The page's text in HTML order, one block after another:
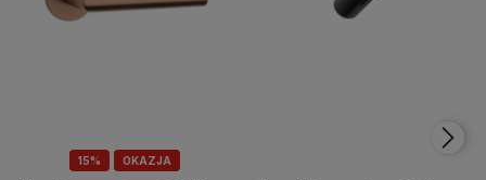
15% OKAZJA